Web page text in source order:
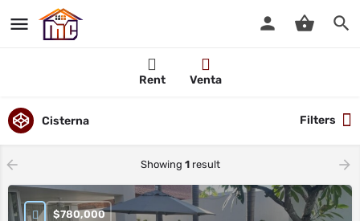
Rent Venta
Cisterna Filters
Showing 1result
$780,000